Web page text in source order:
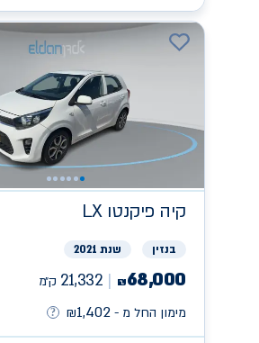
קיה פיקנטו LX
בנזין שנת 2021
₪68,000
21,332 ק״מ
מימון החל מ -
₪1,402